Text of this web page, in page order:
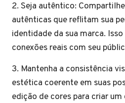
2. Seja autêntico:
autênticas que reflitam sua
identidade da sua marca.
conexões reais com seu
3. Mantenha a consistência
estética coerente em suas
edição de cores para criar